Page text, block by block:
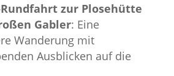
zur Plosehütte
Gabler: Eine
Wanderung mit
Ausblicken auf die